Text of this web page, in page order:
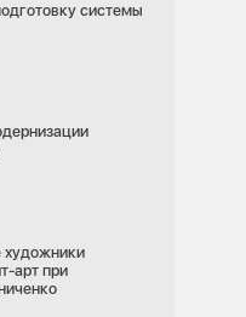
системы
художники
арт при